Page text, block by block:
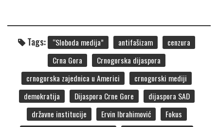
Tags: “Sloboda medija” antifašizam
cenzura
Crna Gora
Crnogorska dijaspora
crnogorska zajednica u Americi
crnogorski mediji
demokratija
Dijaspora Crne Gore
dijaspora SAD
državne institucije
Ervin Ibrahimović
Fokus